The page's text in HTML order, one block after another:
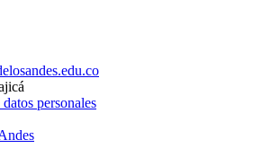
personales